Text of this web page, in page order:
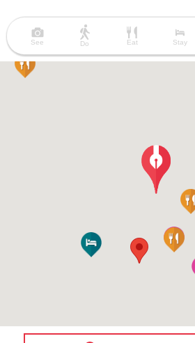
See Do Eat Stay